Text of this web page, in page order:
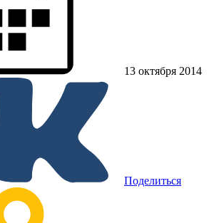
13 октября 2014
Поделиться